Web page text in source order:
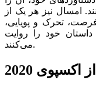
امسال نیز هر یک از
تحرک و پویایی،
خود را روایت
می‌کنند.
2020